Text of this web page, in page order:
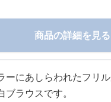
商品の詳細を見る
ーにあしらわれたフリ
ラウスです。